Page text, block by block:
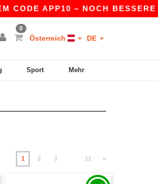
– NOCH BESSERE PREISE
0
Österreich DE
Sport Mehr
1 2 3 11 »